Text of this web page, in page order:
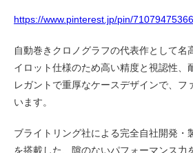
https://www.pinterest.jp/pin/
自動巻きクロノグラフの代表作として名
イロット仕様のため高い精度と視認性、
レガントで重厚なケースデザインで、フ
います。
ブライトリング社による完全自社開発・
を搭載した、隙のないパフォーマンス力